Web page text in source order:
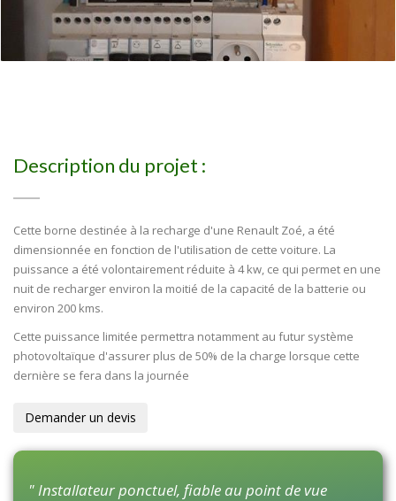
Description du projet :
Cette borne destinée à la recharge d'une Renault Zoé, a été
dimensionnée en fonction de l'utilisation de cette voiture. La
puissance a été volontairement réduite à 4 kw, ce qui permet en une
nuit de recharger environ la moitié de la capacité de la batterie ou
environ 200 kms.
Cette puissance limitée permettra notamment au futur système
photovoltaïque d'assurer plus de 50% de la charge lorsque cette
dernière se fera dans la journée
Demander un devis
" Installateur ponctuel, fiable au point de vue